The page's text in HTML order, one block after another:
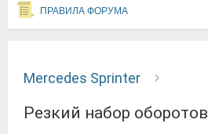
ПРАВИЛА ФОРУМА
Mercedes Sprinter
Резкий набор оборотов